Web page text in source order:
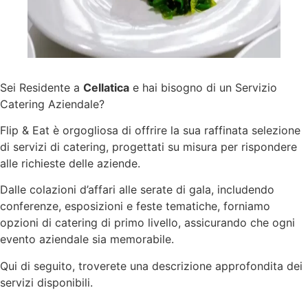
Sei Residente a Cellatica e hai bisogno di un Servizio
Catering Aziendale?
Flip & Eat è orgogliosa di offrire la sua raffinata selezione
di servizi di catering, progettati su misura per rispondere
alle richieste delle aziende.
Dalle colazioni d’affari alle serate di gala, includendo
conferenze, esposizioni e feste tematiche, forniamo
opzioni di catering di primo livello, assicurando che ogni
evento aziendale sia memorabile.
Qui di seguito, troverete una descrizione approfondita dei
servizi disponibili.